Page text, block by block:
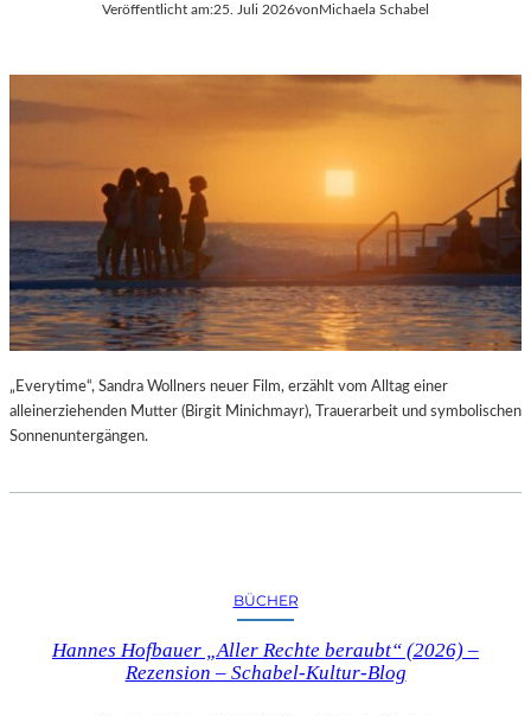
Veröffentlicht am:25. Juli 2026von Michaela Schabel
„Everytime“, Sandra Wollners neuer Film, erzählt vom Alltag einer
alleinerziehenden Mutter (Birgit Minichmayr), Trauerarbeit und symbolischen
Sonnenuntergängen.
BÜCHER
Hannes Hofbauer „Aller Rechte beraubt“ (2026) –
Rezension – Schabel-Kultur-Blog